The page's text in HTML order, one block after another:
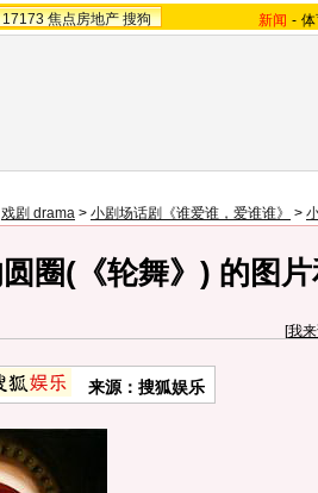
17173 焦点房地产 搜狗 新闻 -
戏剧 drama > 小剧场话剧《谁爱谁，爱谁谁》 >
圈(《轮舞》) 的图
[我
来源：搜狐娱乐